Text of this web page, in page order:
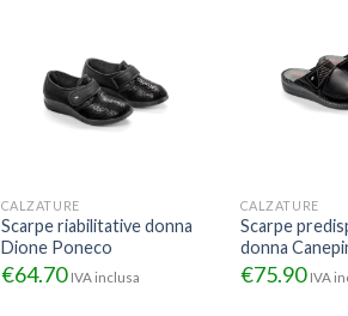
CALZATURE
Scarpe riabilitative donna
Dione Poneco
€64.70 IVA inclusa
CALZATURE
Scarpe
donna
€75.90 IVA